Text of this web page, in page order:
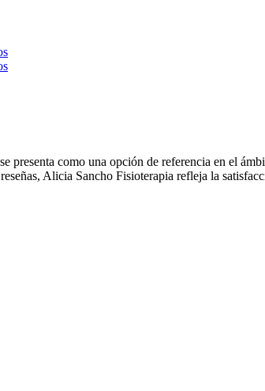
presenta como una opción de referencia en el
Alicia Sancho Fisioterapia refleja la